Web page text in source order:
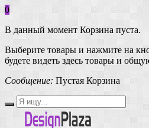
0
В данный момент Корзина пуста.
Выберите товары и нажмите на
будете видеть здесь товары и
Сообщение: Пустая Корзина